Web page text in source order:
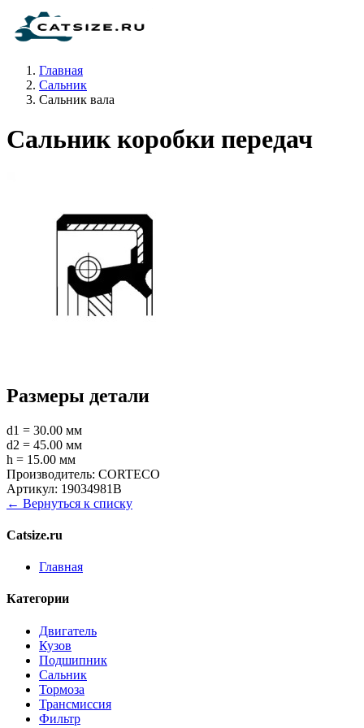
Главная
Сальник
Сальник вала
Сальник коробки передач
Размеры детали
d1 = 30.00 мм
d2 = 45.00 мм
h = 15.00 мм
Производитель: CORTECO
Артикул: 19034981B
← Вернуться к списку
Catsize.ru
Главная
Категории
Двигатель
Кузов
Подшипник
Сальник
Тормоза
Трансмиссия
Фильтр